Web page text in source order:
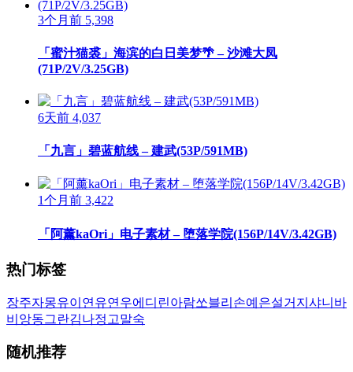
3个月前 5,398
「蜜汁猫裘」海滨的白日美梦🌴 – 沙滩大凤
(71P/2V/3.25GB)
6天前 4,037
「九言」碧蓝航线 – 建武(53P/591MB)
1个月前 3,422
「阿薰kaOri」电子素材 – 堕落学院(156P/14V/3.42GB)
热门标签
장주자몽유이 연유연우에디린아람쏘블리 손예은설거지 샤니 바
비앙동그란김나정 고말숙
随机推荐